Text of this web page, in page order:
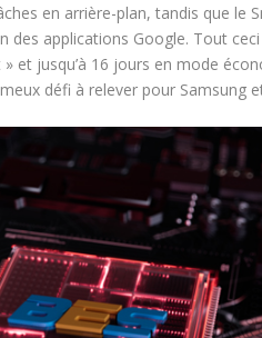
en arrière-plan, tandis que le
des applications Google. Tout
et jusqu’à 16 jours en mode
défi à relever pour Samsung